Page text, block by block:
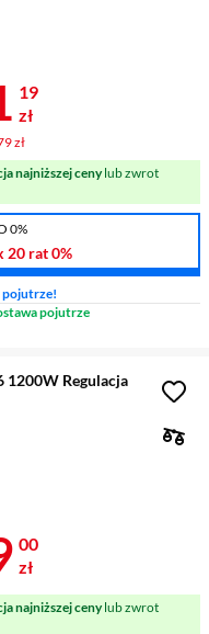
361,19
19
zł
zł
najniższej cenylub zwrot
0%
20 rat0%
pojutrze!
pojutrze
1200W Regulacja
319 zł
00
zł
najniższej cenylub zwrot